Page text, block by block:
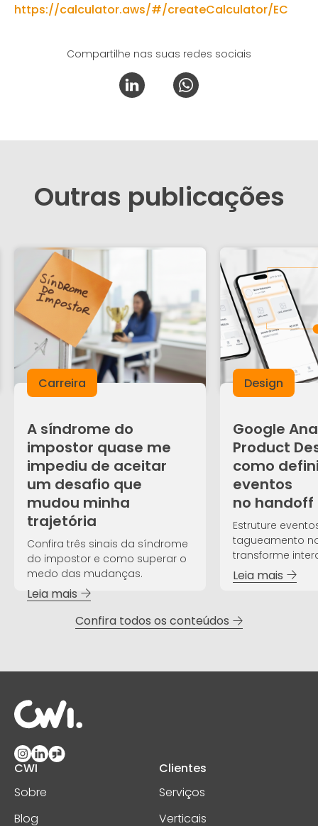
https://calculator.aws/#/createCalculator/EC
Compartilhe nas suas redes sociais
Outras publicações
Carreira
A síndrome do
impostor quase me
impediu de aceitar
um desafio que
mudou minha
trajetória
Confira três sinais da síndrome
do impostor e como superar o
medo das mudanças.
Leia mais
Design
Google
Product
como
eventos
no
Estruture
tagueamento
transforme
dados
Leia mais
Confira todos os conteúdos
CWI
Sobre
Blog
Clientes
Serviços
Verticais